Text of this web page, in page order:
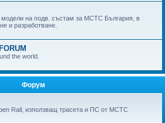
модели на подв. състам за МСТС България, в
и разработване.
the world.
Форум
Rail, използващ трасета и ПС от МСТС